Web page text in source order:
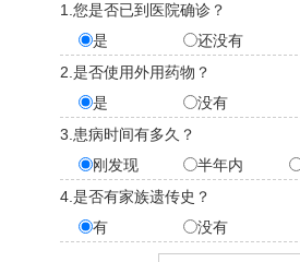
1.您是否已到医院确诊？
是
还没有
2.是否使用外用药物？
是
没有
3.患病时间有多久？
刚发现
半年内
4.是否有家族遗传史？
有
没有